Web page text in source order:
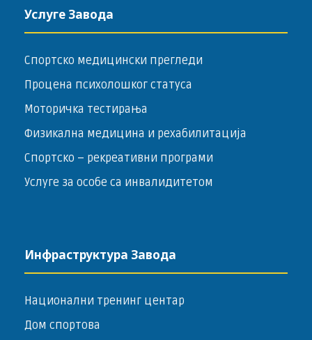
Услуге Завода
Спортско медицински прегледи
Процена психолошког статуса
Моторичка тестирања
Физикална медицина и рехабилитација
Спортско – ­рекреативни програми
Услуге за особе са инвалидитетом
Инфраструктура Завода
Национални тренинг центар
Дом спортова